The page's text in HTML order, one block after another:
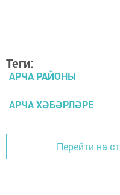
Теги:
АРЧА РАЙОНЫ
АРЧА ХӘБӘРЛӘРЕ
Перейти на